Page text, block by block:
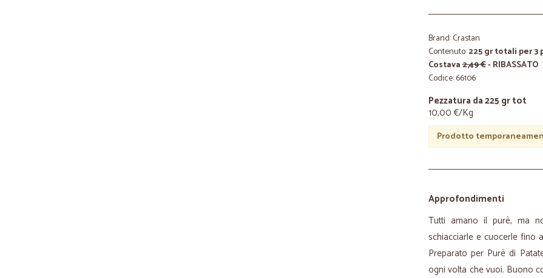
Brand: Crastan
Contenuto:225 gr totali per
Costava2,49 €- RIBASSATO
Codice: 66106
Pezzatura da 225 gr tot
10,00 €/Kg
Prodotto
Approfondimenti
Tutti amano il purè, ma
schiacciarle e cuocerle fino
Preparato per Purè di
ogni volta che vuoi. Buono